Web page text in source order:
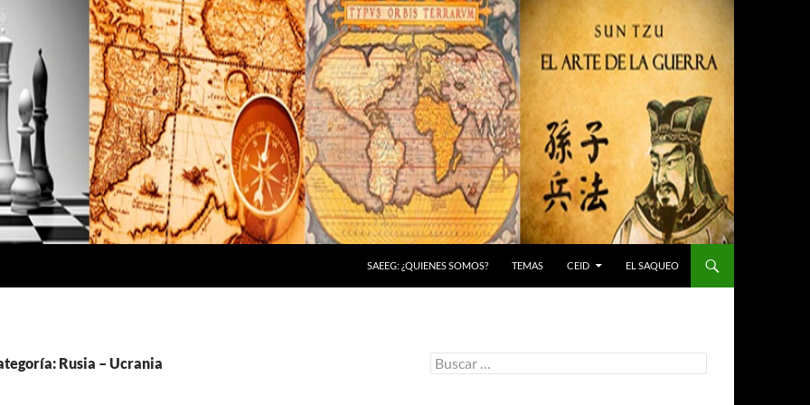
SAEEG: ¿QUIENES SOMOS? TEMAS CEID EL SAQUEO
Rusia – Ucrania Buscar: